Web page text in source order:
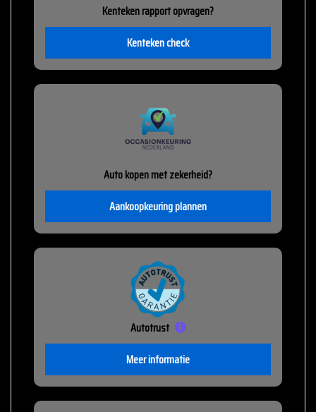
Kenteken rapport opvragen?
Kenteken check
Auto kopen met zekerheid?
Aankoopkeuring plannen
Autotrust
Meer informatie